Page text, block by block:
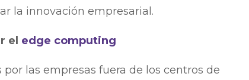
la innovación empresarial.
el edge computing
las empresas fuera de los centros de